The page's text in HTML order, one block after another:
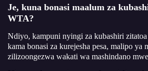
Je, kuna bonasi maalum za
WTA?
Ndiyo, kampuni nyingi za kubashiri
kama bonasi za kurejesha pesa, malipo ya
zilizoongezwa wakati wa mashindano